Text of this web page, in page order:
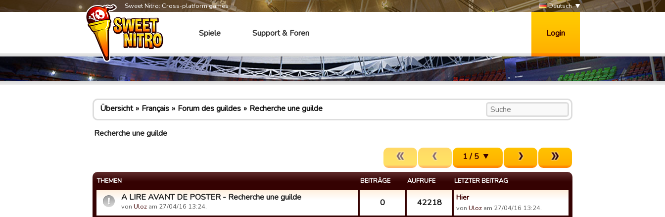
Sweet Nitro: Cross-platform games Deutsch
Spiele Support & Foren Login
Übersicht Français Forum des guildes Recherche une guilde
Recherche une guilde
1 / 5
THEMEN BEITRÄGE AUFRUFE LETZTER BEITRAG
A LIRE AVANT DE POSTER - Recherche une guilde
von Uloz am 27/04/16 13:24. 0 42218 Hier
von Uloz am 27/04/16 13:24.